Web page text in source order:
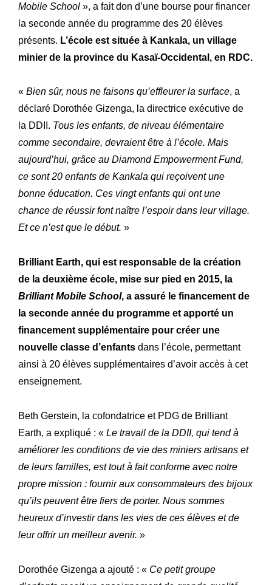
Expertise
Nos Innovations
Atelier
Notre Histoire
Engagements
Mobile School », a fait don d’une bourse pour financer
la seconde année du programme des 20 élèves
présents. L’école est située à Kankala, un village
minier de la province du Kasaï-Occidental, en RDC.
« Bien sûr, nous ne faisons qu’effleurer la surface, a
déclaré Dorothée Gizenga, la directrice exécutive de
la DDII. Tous les enfants, de niveau élémentaire
comme secondaire, devraient être à l’école. Mais
aujourd’hui, grâce au Diamond Empowerment Fund,
ce sont 20 enfants de Kankala qui reçoivent une
bonne éducation. Ces vingt enfants qui ont une
chance de réussir font naître l’espoir dans leur village.
Et ce n’est que le début. »
Brilliant Earth, qui est responsable de la création
de la deuxième école, mise sur pied en 2015, la
Brilliant Mobile School, a assuré le financement de
la seconde année du programme et apporté un
financement supplémentaire pour créer une
nouvelle classe d’enfants dans l’école, permettant
ainsi à 20 élèves supplémentaires d’avoir accès à cet
enseignement.
Beth Gerstein, la cofondatrice et PDG de Brilliant
Earth, a expliqué : « Le travail de la DDII, qui tend à
améliorer les conditions de vie des miniers artisans et
de leurs familles, est tout à fait conforme avec notre
propre mission : fournir aux consommateurs des bijoux
qu’ils peuvent être fiers de porter. Nous sommes
heureux d’investir dans les vies de ces élèves et de
leur offrir un meilleur avenir. »
Dorothée Gizenga a ajouté : « Ce petit groupe